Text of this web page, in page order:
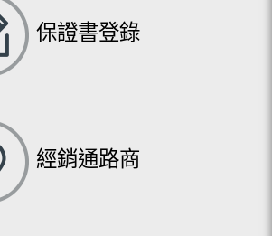
保證書登錄
經銷通路商